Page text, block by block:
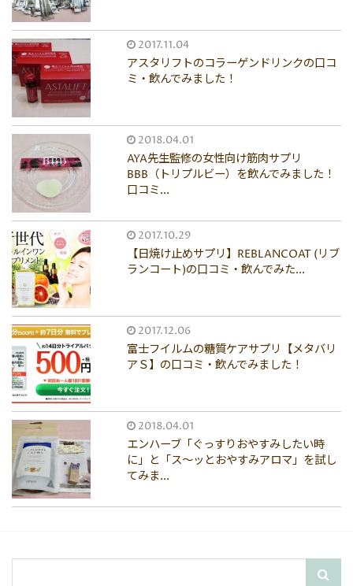
2017.11.04
アスタリフトのコラーゲンドリンクの口コ
ミ・飲んでみました！
2018.04.01
AYA先生監修の女性向け筋肉サプリ
BBB（トリプルビー）を飲んでみました！
口コミ...
2017.10.29
【日焼け止めサプリ】REBLANCOAT (リブ
ランコート)の口コミ・飲んでみた...
2017.12.06
富士フイルムの糖質ケアサプリ【メタバリ
アＳ】の口コミ・飲んでみました！
2018.04.01
エンハーブ「ぐっすりおやすみしたい時
に」と「ス～ッとおやすみアロマ」を試し
てみま...